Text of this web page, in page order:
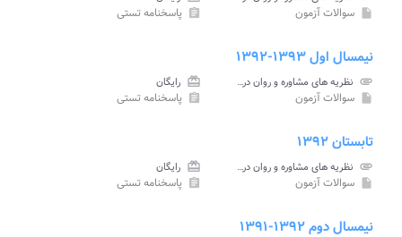
insert_drive_file سوالات آزمون assignment پاسخنامه تستی
نیمسال اول ۱۳۹۳-۱۳۹۲
attachment نظریه های مشاوره و روان درمانی ۱ پیام نور card_giftcard رایگان
insert_drive_file سوالات آزمون assignment پاسخنامه تستی
تابستان ۱۳۹۲
attachment نظریه های مشاوره و روان درمانی ۱ پیام نور card_giftcard رایگان
insert_drive_file سوالات آزمون assignment پاسخنامه تستی
نیمسال دوم ۱۳۹۲-۱۳۹۱